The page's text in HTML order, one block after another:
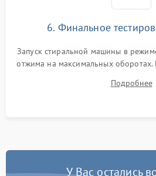
6. Финальное
Запуск стиральной машины в
отжима на максимальных оборотах.
корректности слива,
посторонних стуков иПодробнее
У Вас остались